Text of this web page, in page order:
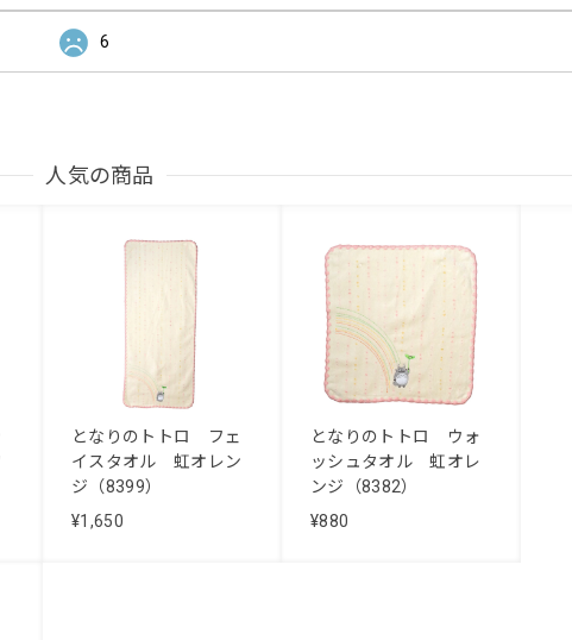
6
人気の商品
となりのトトロ フェ
イスタオル 虹オレン
ジ（8399）
¥1,650
となりのトトロ ウォ
ッシュタオル 虹オレ
ンジ（8382）
¥880